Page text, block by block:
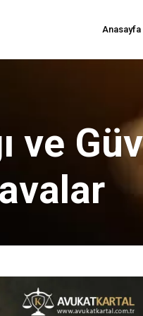
Anasayfa
ve